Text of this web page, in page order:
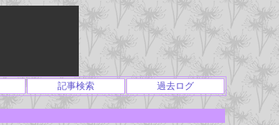
記事検索 過去ログ